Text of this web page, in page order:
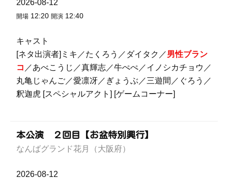
2026-08-12
開場 12:20 開演 12:40
キャスト
[ネタ出演者]ミキ／たくろう／ダイタク／男性ブラン
コ ／あべこうじ／真輝志／牛ぺぺ／イノシカチョウ／
丸亀じゃんご／愛凛冴／ぎょうぶ／三遊間／ぐろう／
釈迦虎 [スペシャルアクト] [ゲームコーナー]
本公演 ２回目【お盆特別興行】
なんばグランド花月（大阪府）
2026-08-12